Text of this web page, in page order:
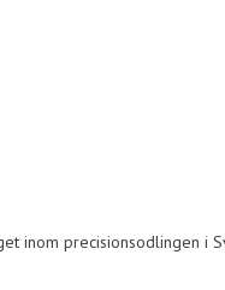
inom precisionsodlingen i